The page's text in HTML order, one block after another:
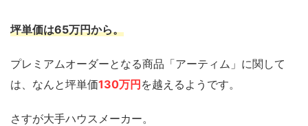
坪単価は65万円から。
プレミアムオーダーとなる商品「アーティム」に関して
は、なんと坪単価130万円 を越えるようです。
さすが大手ハウスメーカー。